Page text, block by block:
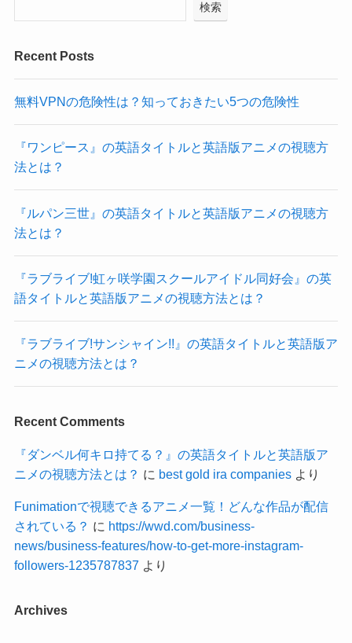
検索
Recent Posts
無料VPNの危険性は？知っておきたい5つの危険性
『ワンピース』の英語タイトルと英語版アニメの視聴方
法とは？
『ルパン三世』の英語タイトルと英語版アニメの視聴方
法とは？
『ラブライブ!虹ヶ咲学園スクールアイドル同好会』の英
語タイトルと英語版アニメの視聴方法とは？
『ラブライブ!サンシャイン!!』の英語タイトルと英語版ア
ニメの視聴方法とは？
Recent Comments
『ダンベル何キロ持てる？』の英語タイトルと英語版ア
ニメの視聴方法とは？ に best gold ira companiesより
Funimationで視聴できるアニメ一覧！どんな作品が配信
されている？ に https://wwd.com/business-
news/business-features/how-to-get-more-instagram-
followers-1235787837 より
Archives